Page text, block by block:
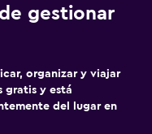
gestionar
organizar y viajar
gratis y está
del lugar en